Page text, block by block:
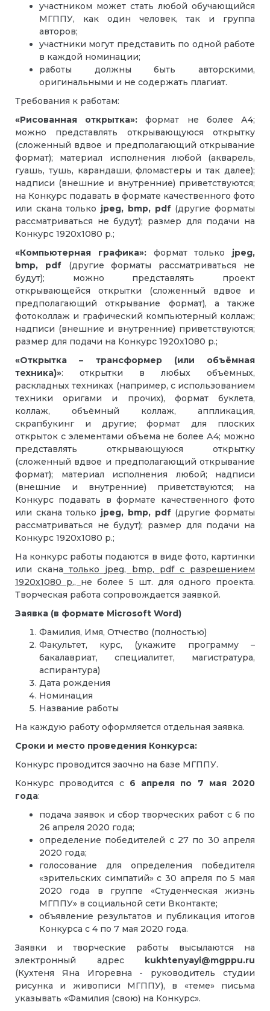
участником может стать любой обучающийся
МГППУ, как один человек, так и группа
авторов;
участники могут представить по одной работе
в каждой номинации;
работы должны быть авторскими,
оригинальными и не содержать плагиат.
Требования к работам:
«Рисованная открытка»: формат не более А4;
можно представлять открывающуюся открытку
(сложенный вдвое и предполагающий открывание
формат); материал исполнения любой (акварель,
гуашь, тушь, карандаши, фломастеры и так далее);
надписи (внешние и внутренние) приветствуются;
на Конкурс подавать в формате качественного фото
или скана только jpeg, bmp, pdf(другие форматы
рассматриваться не будут); размер для подачи на
Конкурс 1920х1080 р.;
«Компьютерная графика»:формат только jpeg,
bmp, pdf(другие форматы рассматриваться не
будут); можно представлять проект
открывающейся открытки (сложенный вдвое и
предполагающий открывание формат), а также
фотоколлаж и графический компьютерный коллаж;
надписи (внешние и внутренние) приветствуются;
размер для подачи на Конкурс 1920х1080 р.;
«Открытка – трансформер (или объёмная
техника)»: открытки в любых объёмных,
раскладных техниках (например, с использованием
техники оригами и прочих), формат буклета,
коллаж, объёмный коллаж, аппликация,
скрапбукинг и другие; формат для плоских
открыток с элементами объема не более А4; можно
представлять открывающуюся открытку
(сложенный вдвое и предполагающий открывание
формат); материал исполнения любой; надписи
(внешние и внутренние) приветствуются; на
Конкурс подавать в формате качественного фото
или скана только jpeg, bmp, pdf(другие форматы
рассматриваться не будут); размер для подачи на
Конкурс 1920х1080 р.;
На конкурс работы подаются в виде фото, картинки
или скана только jpeg, bmp, pdf сразрешением
1920х1080 р., не более 5 шт. для одного проекта.
Творческая работа сопровождается заявкой.
Заявка (в формате Microsoft Word)
Фамилия, Имя, Отчество (полностью)
Факультет, курс, (укажите программу –
бакалавриат, специалитет, магистратура,
аспирантура)
Дата рождения
Номинация
Название работы
На каждую работу оформляется отдельная заявка.
Сроки и место проведения Конкурса:
Конкурс проводится заочно на базе МГППУ.
Конкурс проводится с 6 апреля по 7 мая 2020
года:
подача заявок и сбор творческих работ с 6 по
26 апреля 2020 года;
определение победителей с 27 по 30 апреля
2020 года;
голосование для определения победителя
«зрительских симпатий» с 30 апреля по 5 мая
2020 года в группе «Студенческая жизнь
МГППУ» в социальной сети Вконтакте;
объявление результатов и публикация итогов
Конкурса с 4 по 7 мая 2020 года.
Заявки и творческие работы высылаются на
электронный адрес kukhtenyayi@mgppu.ru
(Кухтеня Яна Игоревна - руководитель студии
рисунка и живописи МГППУ), в «теме» письма
указывать «Фамилия (свою) на Конкурс».